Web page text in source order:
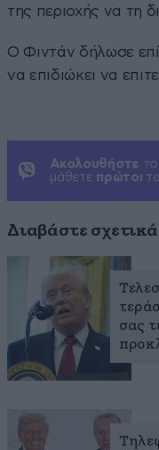
της περιοχής να τη
Ο Φιντάν δήλωσε
να επιδιώκει να
Ακολουθήστε το
μάθετε πρώτοι τα
Διαβάστε σχετικά
σας